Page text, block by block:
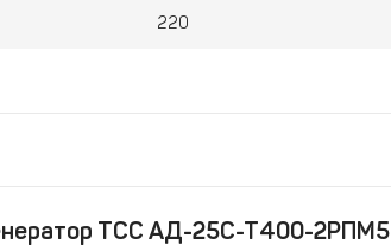
220
ТСС АД-25С-Т400-2РПМ5